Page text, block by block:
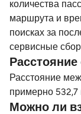
количества
маршрута и
поисках за
сервисные
Расстояние
примерно 532,7
Можно ли